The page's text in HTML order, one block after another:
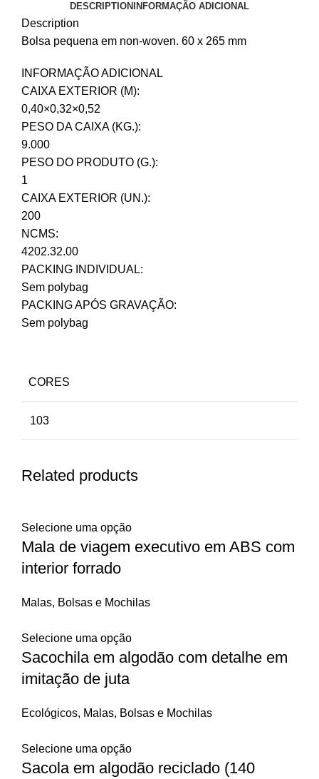
DESCRIPTION INFORMAÇÃO ADICIONAL
Description
Bolsa pequena em non-woven. 60 x 265 mm
INFORMAÇÃO ADICIONAL
CAIXA EXTERIOR (M):
0,40×0,32×0,52
PESO DA CAIXA (KG.):
9.000
PESO DO PRODUTO (G.):
1
CAIXA EXTERIOR (UN.):
200
NCMS:
4202.32.00
PACKING INDIVIDUAL:
Sem polybag
PACKING APÓS GRAVAÇÃO:
Sem polybag
CORES
103
Related products
Selecione uma opção
Mala de viagem executivo em ABS com
interior forrado
Malas, Bolsas e Mochilas
Selecione uma opção
Sacochila em algodão com detalhe em
imitação de juta
Ecológicos, Malas, Bolsas e Mochilas
Selecione uma opção
Sacola em algodão reciclado (140